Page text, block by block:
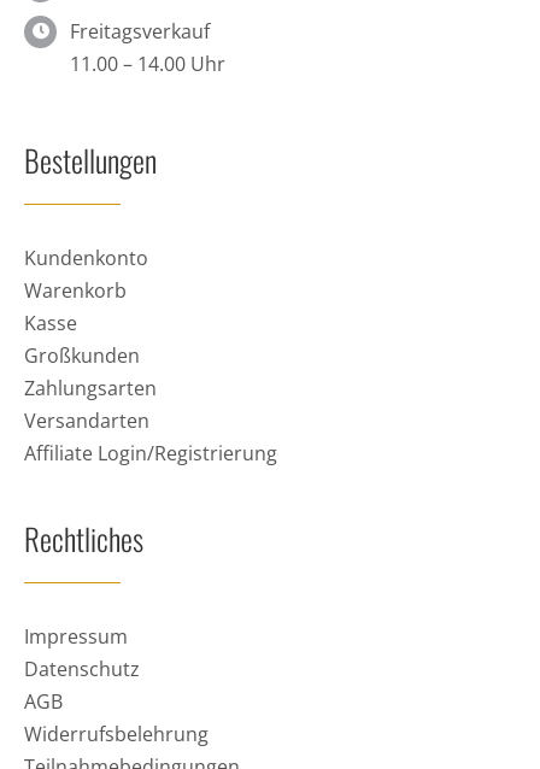
Freitagsverkauf
11.00 – 14.00 Uhr
Bestellungen
Kundenkonto
Warenkorb
Kasse
Großkunden
Zahlungsarten
Versandarten
Affiliate Login/Registrierung
Rechtliches
Impressum
Datenschutz
AGB
Widerrufsbelehrung